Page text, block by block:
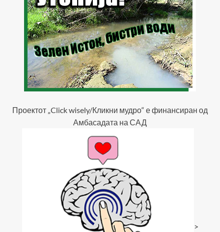
Проектот „Click wisely/Кликни мудро“ е финансиран од
Амбасадата на САД
>